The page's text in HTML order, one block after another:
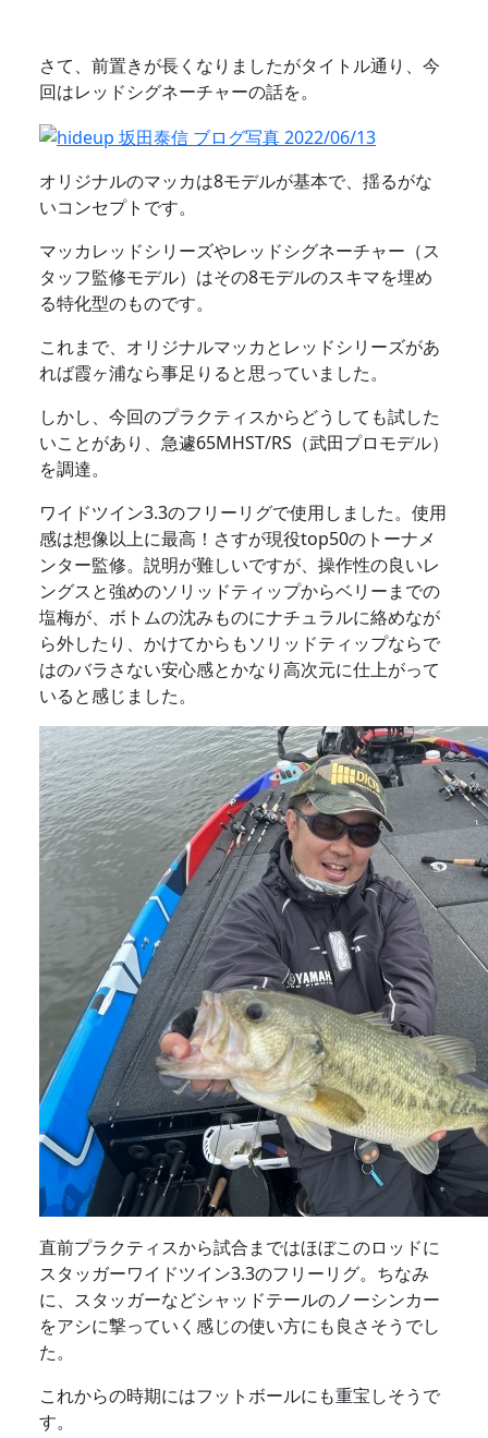
さて、前置きが長くなりましたがタイトル通り、今
回はレッドシグネーチャーの話を。
オリジナルのマッカは8モデルが基本で、揺るがな
いコンセプトです。
マッカレッドシリーズやレッドシグネーチャー（ス
タッフ監修モデル）はその8モデルのスキマを埋め
る特化型のものです。
これまで、オリジナルマッカとレッドシリーズがあ
れば霞ヶ浦なら事足りると思っていました。
しかし、今回のプラクティスからどうしても試した
いことがあり、急遽65MHST/RS（武田プロモデル）
を調達。
ワイドツイン3.3のフリーリグで使用しました。使用
感は想像以上に最高！さすが現役top50のトーナメ
ンター監修。説明が難しいですが、操作性の良いレ
ングスと強めのソリッドティップからベリーまでの
塩梅が、ボトムの沈みものにナチュラルに絡めなが
ら外したり、かけてからもソリッドティップならで
はのバラさない安心感とかなり高次元に仕上がって
いると感じました。
直前プラクティスから試合まではほぼこのロッドに
スタッガーワイドツイン3.3のフリーリグ。ちなみ
に、スタッガーなどシャッドテールのノーシンカー
をアシに撃っていく感じの使い方にも良さそうでし
た。
これからの時期にはフットボールにも重宝しそうで
す。